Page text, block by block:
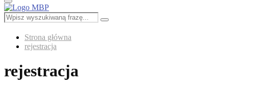
Primary
Menu
Search
for:
Search
Strona główna
rejestracja
rejestracja